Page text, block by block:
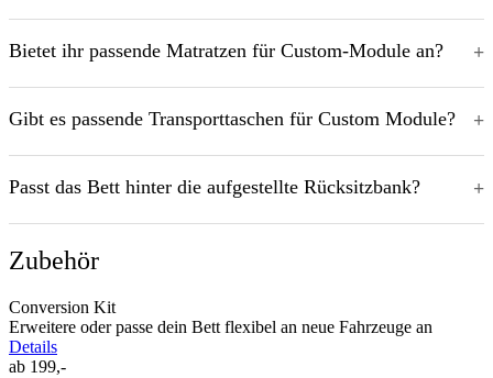
Bietet ihr passende Matratzen für Custom-Module an?
Gibt es passende Transporttaschen für Custom Module?
Passt das Bett hinter die aufgestellte Rücksitzbank?
Zubehör
Conversion Kit
Erweitere oder passe dein Bett flexibel an neue Fahrzeuge an
Details
ab 199,-